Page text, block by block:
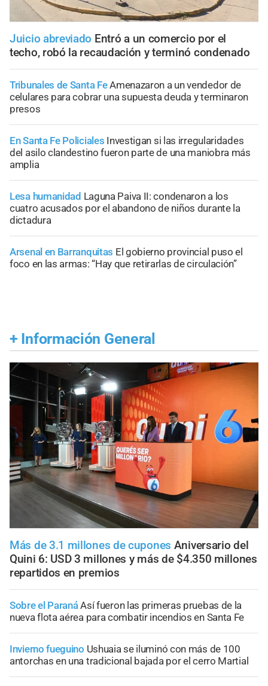
Juicio abreviado Entró a un comercio por el
techo, robó la recaudación y terminó condenado
Tribunales de Santa FeAmenazaron a un vendedor de
celulares para cobrar una supuesta deuda y terminaron
presos
En Santa Fe Policiales Investigan si las irregularidades
del asilo clandestino fueron parte de una maniobra más
amplia
Lesa humanidad Laguna Paiva II: condenaron a los
cuatro acusados por el abandono de niños durante la
dictadura
Arsenal en Barranquitas El gobierno provincial puso el
foco en las armas: “Hay que retirarlas de circulación”
+ Información General
Más de 3.1 millones de cupones Aniversario del
Quini 6: USD 3 millones y más de $4.350 millones
repartidos en premios
Sobre el ParanáAsí fueron las primeras pruebas de la
nueva flota aérea para combatir incendios en Santa Fe
Invierno fueguino Ushuaia se iluminó con más de 100
antorchas en una tradicional bajada por el cerro Martial